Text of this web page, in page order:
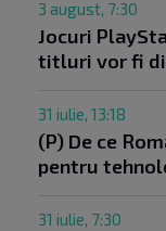
3 august, 7:30
Jocuri
titluri vor fi
31 iulie, 13:18
(P) De ce
pentru
31 iulie, 7:30